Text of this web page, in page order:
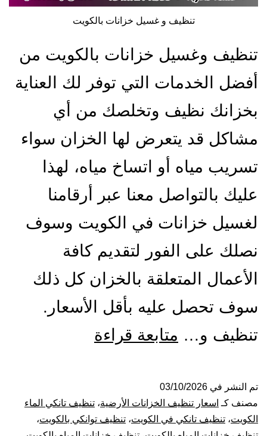
تنظيف و غسيل خزانات بالكويت
تنظيف وغسيل خزانات بالكويت من
أفضل الخدمات التي توفر لك العناية
بخزانك نظيف وتخلصك من أي
مشاكل قد يتعرض لها الخزان سواء
تسريب مياه أو اتساخ مياه، لهذا
عليك بالتواصل معنا عبر أرقامنا
لغسيل خزانات في الكويت وسوف
نصلك على الفور لتقديم كافة
الأعمال المتعلقة بالخزان كل ذلك
سوف تحصل عليه بأقل الأسعار.
تنظيف و… متابعة قراءة
خزانات
تم النشر في 03/10/2026
مصنف كـ اسعار تنظيف الخزانات الأرضية، تنظيف تانكي الماء
الكويت، تنظيف تانكي في الكويت، تنظيف توانكي بالكويت،